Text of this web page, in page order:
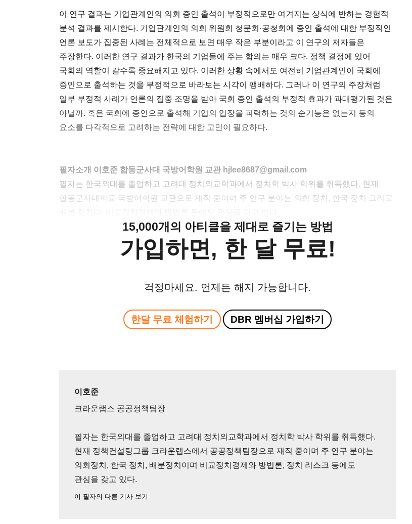
이 연구 결과는 기업관계인의 의회 증인 출석이 부정적으로만 여겨지는 상식에 반하는 경험적
분석 결과를 제시한다. 기업관계인의 의회 위원회 청문회·공청회에 증인 출석에 대한 부정적인
언론 보도가 집중된 사례는 전체적으로 보면 매우 작은 부분이라고 이 연구의 저자들은
주장한다. 이러한 연구 결과가 한국의 기업들에 주는 함의는 매우 크다. 정책 결정에 있어
국회의 역할이 갈수록 중요해지고 있다. 이러한 상황 속에서도 여전히 기업관계인이 국회에
증인으로 출석하는 것을 부정적으로 바라보는 시각이 팽배하다. 그러나 이 연구의 주장처럼
일부 부정적 사례가 언론의 집중 조명을 받아 국회 증인 출석의 부정적 효과가 과대평가된 것은
아닐까. 혹은 국회에 증인으로 출석해 기업의 입장을 피력하는 것의 순기능은 없는지 등의
요소를 다각적으로 고려하는 전략에 대한 고민이 필요하다.
필자소개 이호준 합동군사대 국방어학원 교관 hjlee8687@gmail.com
필자는 한국외대를 졸업하고 고려대 정치외교학과에서 정치학 박사 학위를 취득했다. 현재
합동군사대학교 국방어학원 교관으로 재직 중이며 주 연구 분야는 의회 정치, 한국 정치 그리고
15,000개의 아티클을 제대로 즐기는 방법
가입하면, 한 달 무료!
걱정마세요. 언제든 해지 가능합니다.
한달 무료 체험하기 DBR 멤버십 가입하기
이호준
크라운랩스 공공정책팀장
필자는 한국외대를 졸업하고 고려대 정치외교학과에서 정치학 박사 학위를 취득했다.
현재 정책컨설팅그룹 크라운랩스에서 공공정책팀장으로 재직 중이며 주 연구 분야는
의회정치, 한국 정치, 배분정치이며 비교정치경제와 방법론, 정치 리스크 등에도
관심을 갖고 있다.
이 필자의 다른 기사 보기